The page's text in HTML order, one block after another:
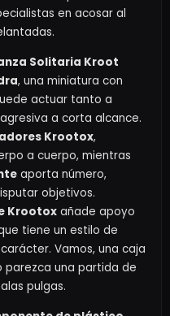
en acosar al
Solitaria Kroot
, una miniatura con
actuar tanto a
a corta alcance.
Krootox,
a cuerpo, mientras
aporta número,
objetivos.
Krootox añade apoyo
tiene un estilo de
Vamos, una caja
una partida de
pulgas.